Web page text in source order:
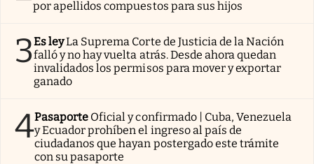
por apellidos compuestos para sus hijos
3Es leyLa Suprema Corte de Justicia de la Nación
falló y no hay vuelta atrás. Desde ahora quedan
invalidados los permisos para mover y exportar
ganado
4Pasaporte Oficial y confirmado | Cuba, Venezuela
y Ecuador prohíben el ingreso al país de
ciudadanos que hayan postergado este trámite
con su pasaporte